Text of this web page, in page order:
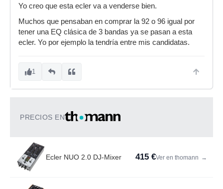
Yo creo que esta ecler va a venderse bien.
Muchos que pensaban en comprar la 92 o 96 igual por
tener una EQ clásica de 3 bandas ya se pasan a esta
ecler. Yo por ejemplo la tendría entre mis candidatas.
1
PRECIOS EN
Ecler NUO 2.0 DJ-Mixer 415 €Ver en thomann →